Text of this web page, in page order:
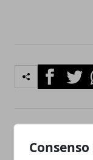
Facebook
I migliori servizi